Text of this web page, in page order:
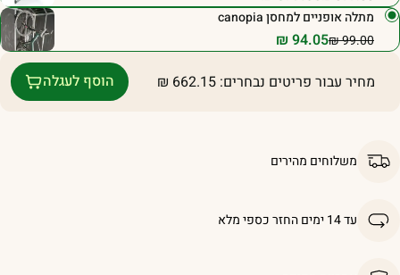
מתלה אופניים למחסן canopia
₪99.00
₪ 94.05
מחיר עבור פריטים נבחרים:
₪ 662.15 הוסף לעגלה
משלוחים מהירים
עד 14 ימים החזר כספי מלא